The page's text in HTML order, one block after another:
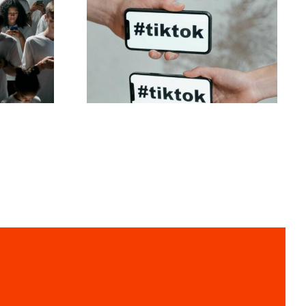
no
Melhores
configurações de
privacidade do TikTok
em 2024